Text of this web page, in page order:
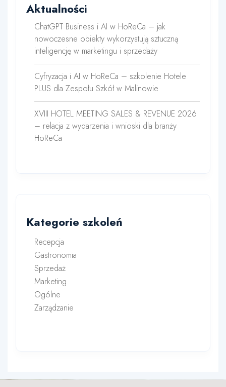
Aktualności
ChatGPT Business i AI w HoReCa – jak
nowoczesne obiekty wykorzystują sztuczną
inteligencję w marketingu i sprzedaży
Cyfryzacja i AI w HoReCa – szkolenie Hotele
PLUS dla Zespołu Szkół w Malinowie
XVIII HOTEL MEETING SALES & REVENUE 2026
– relacja z wydarzenia i wnioski dla branży
HoReCa
Kategorie szkoleń
Recepcja
Gastronomia
Sprzedaż
Marketing
Ogólne
Zarządzanie